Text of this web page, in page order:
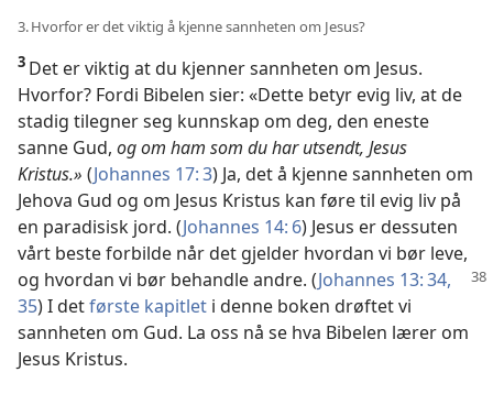
3. Hvorfor er det viktig å kjenne sannheten om Jesus?
3 Det er viktig at du kjenner sannheten om Jesus.
Hvorfor? Fordi Bibelen sier: «Dette betyr evig liv, at de
stadig tilegner seg kunnskap om deg, den eneste
sanne Gud, og om ham som du har utsendt, Jesus
Kristus.» (Johannes 17: 3) Ja, det å kjenne sannheten om
Jehova Gud og om Jesus Kristus kan føre til evig liv på
en paradisisk jord. (Johannes 14: 6) Jesus er dessuten
vårt beste forbilde når det gjelder hvordan vi bør leve,
og hvordan vi bør behandleandre. (Johannes 13: 34,
35) I detførste kapitlet i denne boken drøftet vi
sannheten om Gud. La oss nå se hva Bibelen lærer om
Jesus Kristus.